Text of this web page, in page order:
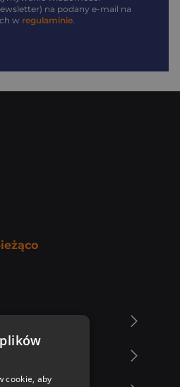
na podany e-mail na
w regulaminie
cookie, aby